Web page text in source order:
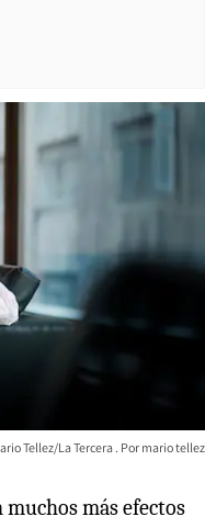
Tellez/La Tercera mario tellez
muchos más efectos